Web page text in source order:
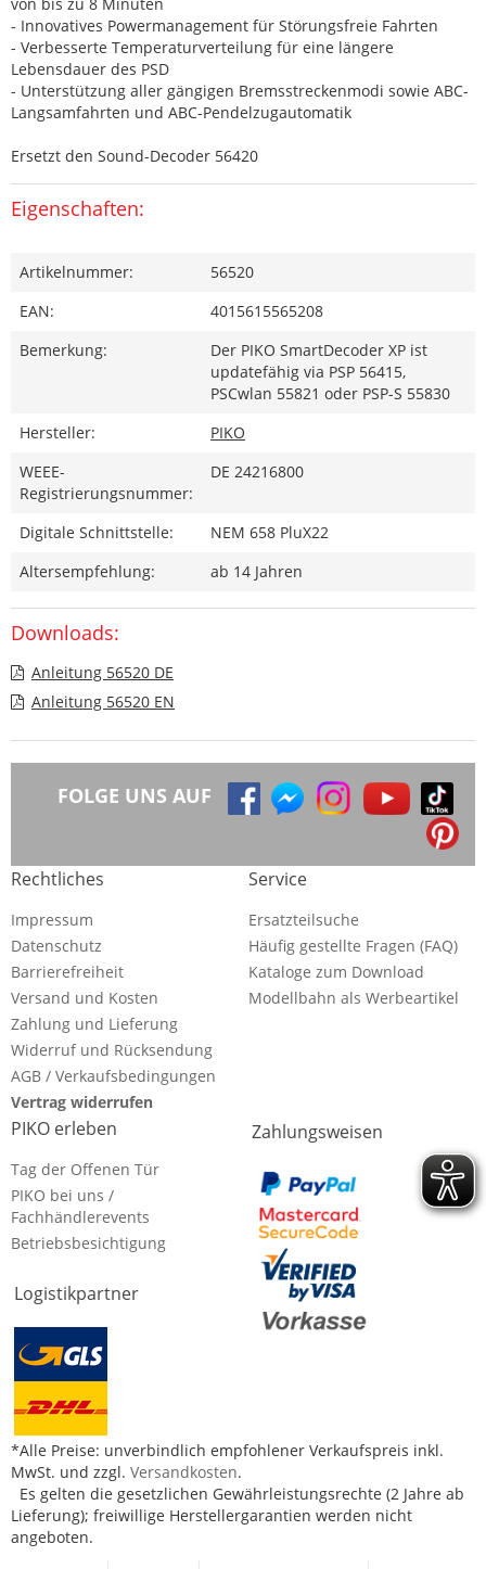
- Innovatives Powermanagement für Störungsfreie Fahrten
- Verbesserte Temperaturverteilung für eine längere
Lebensdauer des PSD
- Unterstützung aller gängigen Bremsstreckenmodi sowie ABC-
Langsamfahrten und ABC-Pendelzugautomatik
Ersetzt den Sound-Decoder 56420
Eigenschaften:
Artikelnummer:
56520
EAN:
4015615565208
Bemerkung:
Der PIKO SmartDecoder XP ist
updatefähig via PSP 56415,
PSCwlan 55821 oder PSP-S 55830
Hersteller:
PIKO
WEEE-
Registrierungsnummer:
DE 24216800
Digitale Schnittstelle:
NEM 658 PluX22
Altersempfehlung:
ab 14 Jahren
Downloads:
Anleitung 56520 DE
Anleitung 56520 EN
FOLGE UNS AUF
Rechtliches
Impressum
Datenschutz
Barrierefreiheit
Versand und Kosten
Zahlung und Lieferung
Widerruf und Rücksendung
AGB / Verkaufsbedingungen
Vertrag widerrufen
Service
Ersatzteilsuche
Häufig gestellte Fragen (FAQ)
Kataloge zum Download
Modellbahn als Werbeartikel
PIKO erleben
Tag der Offenen Tür
PIKO bei uns /
Fachhändlerevents
Betriebsbesichtigung
Logistikpartner
Zahlungsweisen
*Alle Preise: unverbindlich empfohlener Verkaufspreis inkl.
MwSt. und zzgl. Versandkosten.
Es gelten die gesetzlichen Gewährleistungsrechte (2 Jahre ab
Lieferung); freiwillige Herstellergarantien werden nicht
angeboten.